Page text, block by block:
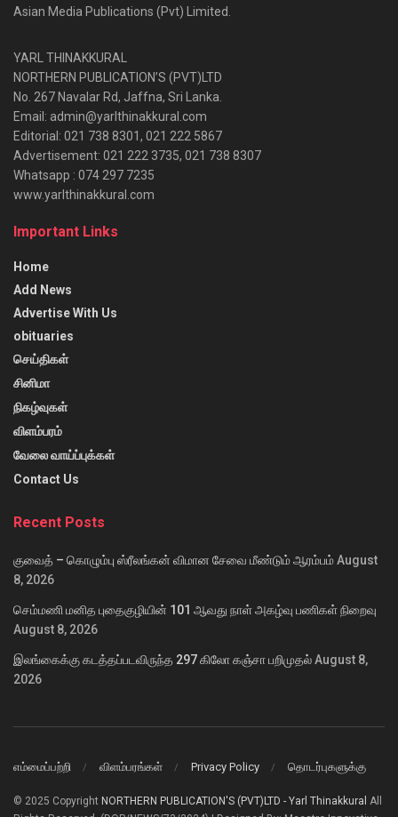
Asian Media Publications (Pvt) Limited.
YARL THINAKKURAL
NORTHERN PUBLICATION’S (PVT)LTD
No. 267 Navalar Rd, Jaffna, Sri Lanka.
Email: admin@yarlthinakkural.com
Editorial: 021 738 8301, 021 222 5867
Advertisement: 021 222 3735, 021 738 8307
Whatsapp : 074 297 7235
www.yarlthinakkural.com
Important Links
Home
Add News
Advertise With Us
obituaries
செய்திகள்
சினிமா
நிகழ்வுகள்
விளம்பரம்
வேலை வாய்ப்புக்கள்
Contact Us
Recent Posts
குவைத் – கொழும்பு ஸ்ரீலங்கன் விமான சேவை மீண்டும் ஆரம்பம்August
8, 2026
செம்மணி மனித புதைகுழியின் 101 ஆவது நாள் அகழ்வு பணிகள் நிறைவு
August 8, 2026
இலங்கைக்கு கடத்தப்படவிருந்த 297 கிலோ கஞ்சா பறிமுதல்August 8,
2026
எம்மைப்பற்றி விளம்பரங்கள் Privacy Policy தொடர்புகளுக்கு
© 2025 Copyright NORTHERN PUBLICATION'S (PVT)LTD - Yarl Thinakkural All